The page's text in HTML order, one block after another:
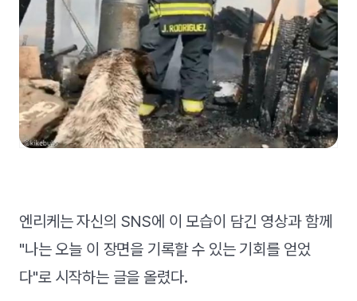
엔리케는 자신의 SNS에 이 모습이 담긴 영상과 함께
"나는 오늘 이 장면을 기록할 수 있는 기회를 얻었
다"로 시작하는 글을 올렸다.